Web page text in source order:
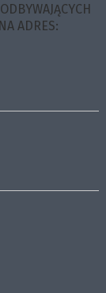
ADRES: